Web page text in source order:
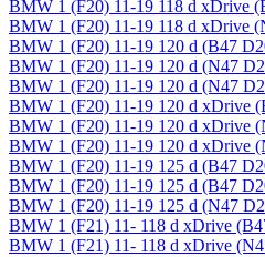
BMW 1 (F20) 11-19 118 d xDrive
BMW 1 (F20) 11-19 118 d xDrive
BMW 1 (F20) 11-19 120 d (B47
BMW 1 (F20) 11-19 120 d (N47
BMW 1 (F20) 11-19 120 d (N47
BMW 1 (F20) 11-19 120 d xDrive
BMW 1 (F20) 11-19 120 d xDrive
BMW 1 (F20) 11-19 120 d xDrive
BMW 1 (F20) 11-19 125 d (B47
BMW 1 (F20) 11-19 125 d (B47
BMW 1 (F20) 11-19 125 d (N47
BMW 1 (F21) 11- 118 d xDrive
BMW 1 (F21) 11- 118 d xDrive